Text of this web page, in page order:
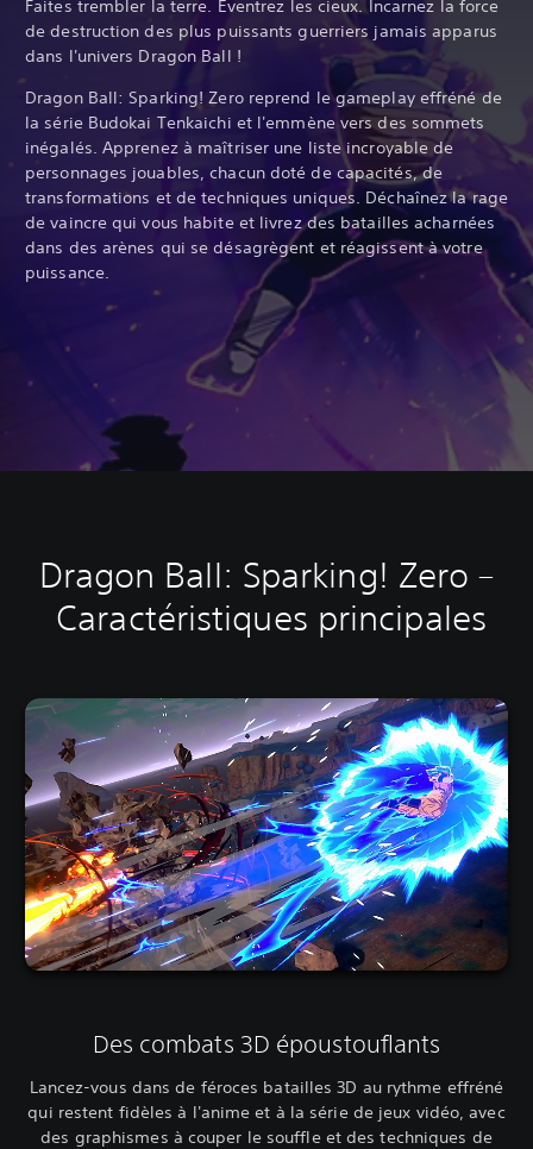
Faites trembler la terre. Éventrez les cieux. Incarnez la force
de destruction des plus puissants guerriers jamais apparus
dans l'univers Dragon Ball !
Dragon Ball: Sparking! Zero reprend le gameplay effréné de
la série Budokai Tenkaichi et l'emmène vers des sommets
inégalés. Apprenez à maîtriser une liste incroyable de
personnages jouables, chacun doté de capacités, de
transformations et de techniques uniques. Déchaînez la rage
de vaincre qui vous habite et livrez des batailles acharnées
dans des arènes qui se désagrègent et réagissent à votre
puissance.
Dragon Ball: Sparking! Zero –
Caractéristiques principales
Des combats 3D époustouflants
Lancez-vous dans de féroces batailles 3D au rythme effréné
qui restent fidèles à l'anime et à la série de jeux vidéo, avec
des graphismes à couper le souffle et des techniques de